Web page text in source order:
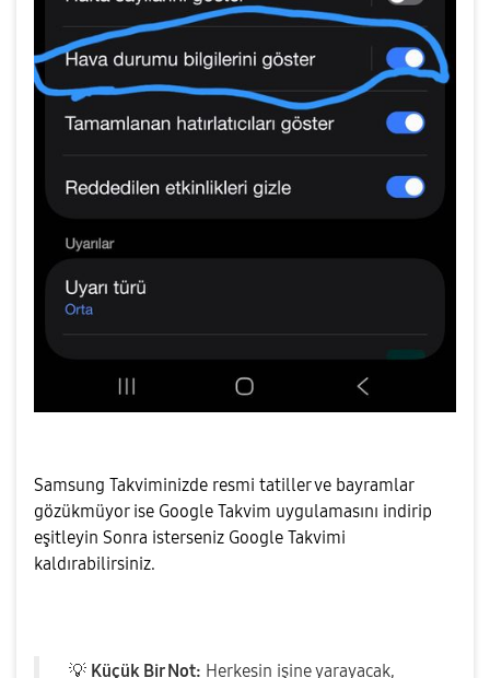
Samsung Takviminizde resmi tatiller ve bayramlar
gözükmüyor ise Google Takvim uygulamasını indirip
eşitleyin Sonra isterseniz Google Takvimi
kaldırabilirsiniz.
💡 Küçük Bir Not: Herkesin işine yarayacak,